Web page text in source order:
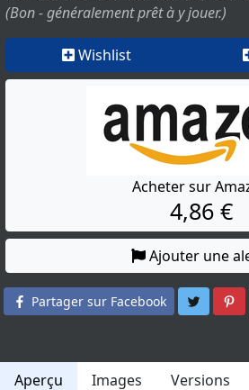
(Bon - généralement prêt à y jouer.)
Wishlist
Acheter sur
4,86 €
Ajouter une
Partager sur Facebook
Aperçu Images Versions